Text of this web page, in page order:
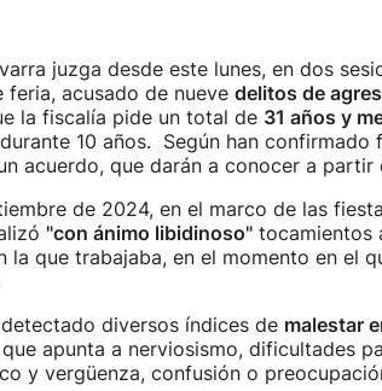
juzga desde este lunes, en dos
acusado de nueve delitos de
la fiscalía pide un total de 31 años y
10 años. Según han confirmado
acuerdo, que darán a conocer a partir
de 2024, en el marco de las
"con ánimo libidinoso"tocamientos
la que trabajaba, en el momento en el
diversos índices de malestar
apunta a nerviosismo, dificultades
y vergüenza, confusión o